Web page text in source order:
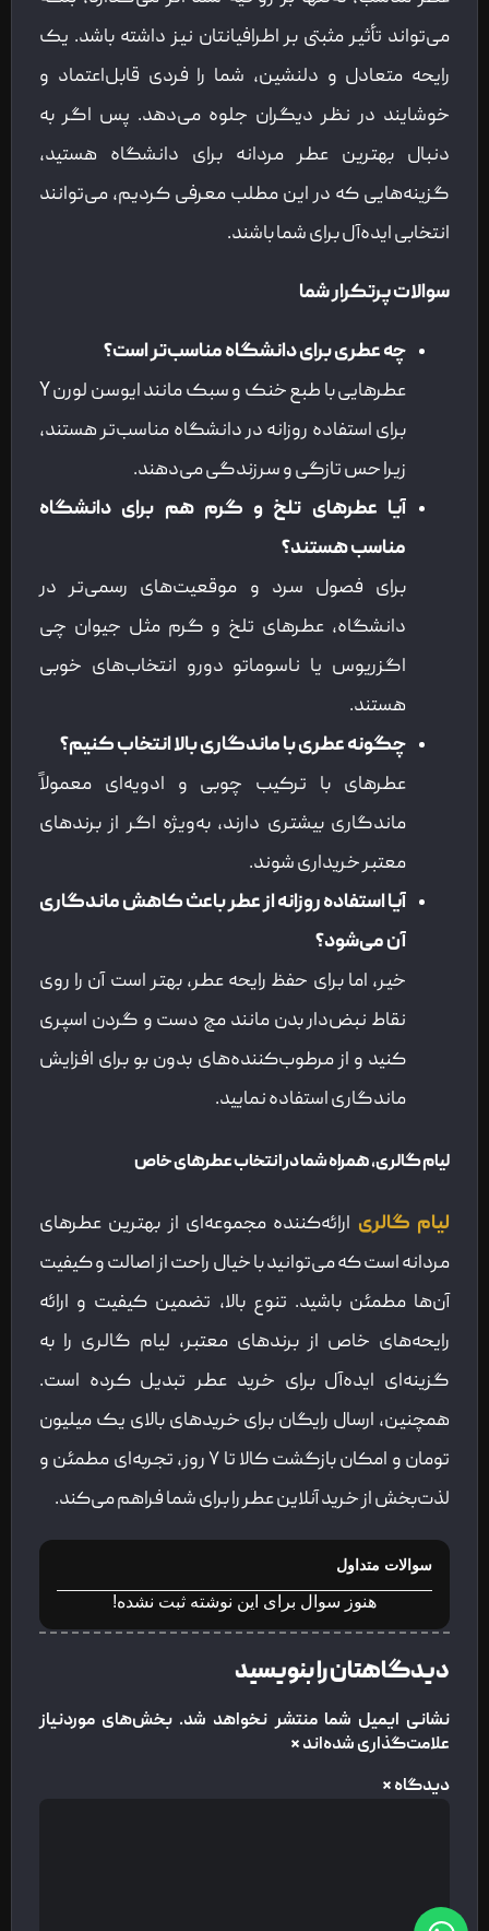
می‌تواند تأثیر مثبتی بر اطرافیانتان نیز داشته باشد. یک
رایحه متعادل و دلنشین، شما را فردی قابل‌اعتماد و
خوشایند در نظر دیگران جلوه می‌دهد. پس اگر به
دنبال بهترین عطر مردانه برای دانشگاه هستید،
گزینه‌هایی که در این مطلب معرفی کردیم، می‌توانند
انتخابی ایده‌آل برای شما باشند.
سوالات پرتکرار شما
چه عطری برای دانشگاه مناسب‌تر است؟
عطرهایی با طبع خنک و سبک مانند ایوسن لورن Y
برای استفاده روزانه در دانشگاه مناسب‌تر هستند،
زیرا حس تازگی و سرزندگی می‌دهند.
آیا عطرهای تلخ و گرم هم برای دانشگاه
مناسب هستند؟
برای فصول سرد و موقعیت‌های رسمی‌تر در
دانشگاه، عطرهای تلخ و گرم مثل جیوان چی
اگزریوس یا ناسوماتو دورو انتخاب‌های خوبی
هستند.
چگونه عطری با ماندگاری بالا انتخاب کنیم؟
عطرهای با ترکیب چوبی و ادویه‌ای معمولاً
ماندگاری بیشتری دارند، به‌ویژه اگر از برندهای
معتبر خریداری شوند.
آیا استفاده روزانه از عطر باعث کاهش ماندگاری
آن می‌شود؟
خیر، اما برای حفظ رایحه عطر، بهتر است آن را روی
نقاط نبض‌دار بدن مانند مچ دست و گردن اسپری
کنید و از مرطوب‌کننده‌های بدون بو برای افزایش
ماندگاری استفاده نمایید.
لیام گالری، همراه شما در انتخاب عطرهای خاص
لیام گالری ارائه‌کننده مجموعه‌ای از بهترین عطرهای
مردانه است که می‌توانید با خیال راحت از اصالت و کیفیت
آن‌ها مطمئن باشید. تنوع بالا، تضمین کیفیت و ارائه
رایحه‌های خاص از برندهای معتبر، لیام گالری را به
گزینه‌ای ایده‌آل برای خرید عطر تبدیل کرده است.
همچنین، ارسال رایگان برای خریدهای بالای یک میلیون
تومان و امکان بازگشت کالا تا ۷ روز، تجربه‌ای مطمئن و
لذت‌بخش از خرید آنلاین عطر را برای شما فراهم می‌کند.
سوالات متداول
هنوز سوال برای این نوشته ثبت نشده!
دیدگاهتان را بنویسید
نشانی ایمیل شما منتشر نخواهد شد. بخش‌های موردنیاز
علامت‌گذاری شده‌اند*
دیدگاه*